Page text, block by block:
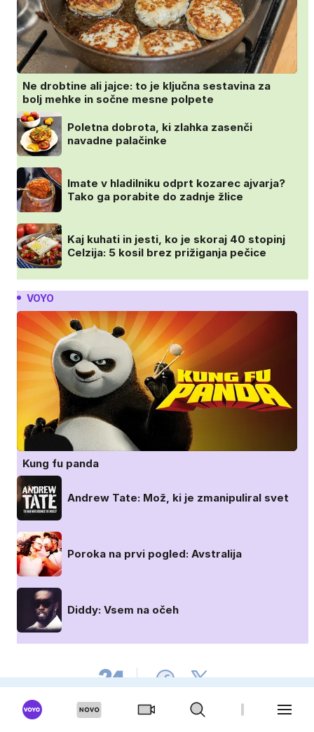
Ne drobtine ali jajce: to je ključna sestavina za
bolj mehke in sočne mesne polpete
Poletna dobrota, ki zlahka zasenči
navadne palačinke
Imate v hladilniku odprt kozarec ajvarja?
Tako ga porabite do zadnje žlice
Kaj kuhati in jesti, ko je skoraj 40 stopinj
Celzija: 5 kosil brez prižiganja pečice
VOYO
Kung fu panda
Andrew Tate: Mož, ki je zmanipuliral svet
Poroka na prvi pogled: Avstralija
Diddy: Vsem na očeh
OGLAŠEVANJE UREDNIŠTVO PRO PLUS